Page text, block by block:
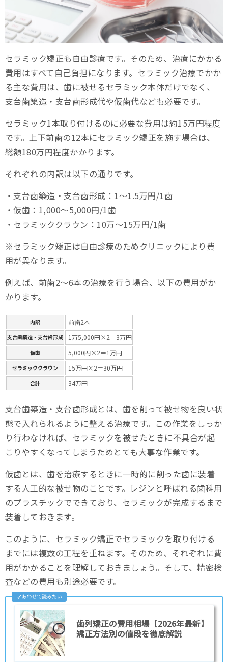
セラミック矯正も自由診療です。そのため、治療にかかる
費用はすべて自己負担になります。セラミック治療でかか
る主な費用は、歯に被せるセラミック本体だけでなく、
支台歯築造・支台歯形成代や仮歯代なども必要です。
セラミック1本取り付けるのに必要な費用は約15万円程度
です。上下前歯の12本にセラミック矯正を施す場合は、
総額180万円程度かかります。
それぞれの内訳は以下の通りです。
・支台歯築造・支台歯形成：1～1.5万円/1歯
・仮歯：1,000～5,000円/1歯
・セラミッククラウン：10万～15万円/1歯
※セラミック矯正は自由診療のためクリニックにより費
用が異なります。
例えば、前歯2～6本の治療を行う場合、以下の費用がか
かります。
内訳 前歯2本
支台歯築造・支台歯形成 1万5,000円×2＝3万円
仮歯 5,000円×2＝1万円
セラミッククラウン 15万円×2＝30万円
合計 34万円
支台歯築造・支台歯形成とは、歯を削って被せ物を良い状
態で入れられるように整える治療です。この作業をしっか
り行わなければ、セラミックを被せたときに不具合が起
こりやすくなってしまうためとても大事な作業です。
仮歯とは、歯を治療するときに一時的に削った歯に装着
する人工的な被せ物のことです。レジンと呼ばれる歯科用
のプラスチックでできており、セラミックが完成するまで
装着しておきます。
このように、セラミック矯正でセラミックを取り付ける
までには複数の工程を重ねます。そのため、それぞれに費
用がかかることを理解しておきましょう。そして、精密検
査などの費用も別途必要です。
歯列矯正の費用相場【2026年最新】
矯正方法別の値段を徹底解説